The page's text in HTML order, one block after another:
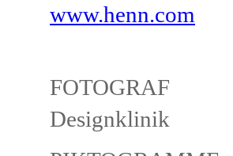
www.henn.com
FOTOGRAF
Designklinik